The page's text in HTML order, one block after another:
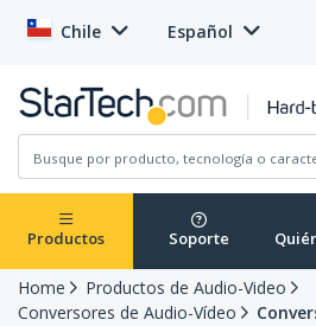
Chile Español
Productos Soporte
Home
Productos de Audio-Video
Conversores de Audio-Vídeo